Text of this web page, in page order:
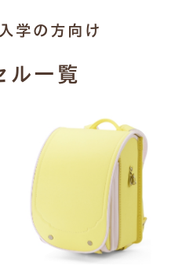
学の方向け
ル一覧